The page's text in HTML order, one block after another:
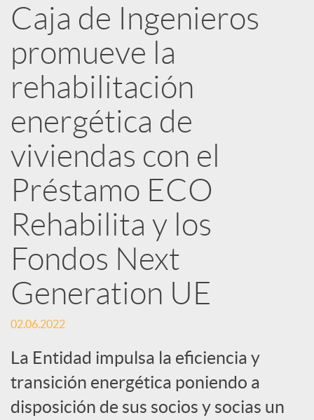
R
e
d
e
s
S
o
c
i
Caja de Ingenieros
promueve la
rehabilitación
energética de
viviendas con el
Préstamo ECO
Rehabilita y los
Fondos Next
Generation UE
02.06.2022
La Entidad impulsa la eficiencia y
transición energética poniendo a
disposición de sus socios y socias un